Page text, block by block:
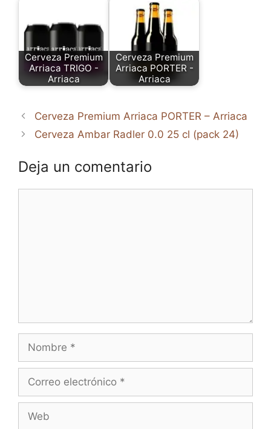
Cerveza Premium
Arriaca TRIGO -
Arriaca
Cerveza Premium
Arriaca PORTER -
Arriaca
Cerveza Premium Arriaca PORTER – Arriaca
Cerveza Ambar Radler 0.0 25 cl (pack 24)
Deja un comentario
Nombre
Correo
Web